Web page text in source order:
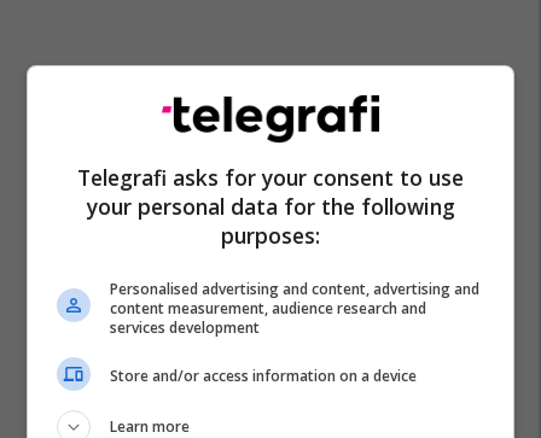
Telegrafi asks for your consent to use
your personal data for the following
purposes:
Personalised advertising and content, advertising and
content measurement, audience research and
services development
Store and/or access information on a device
Learn more